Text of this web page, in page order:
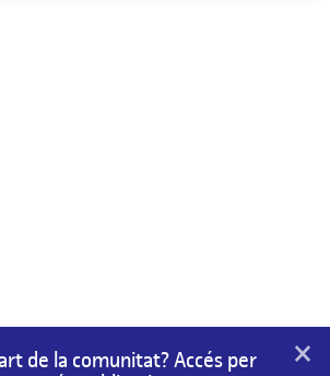
de la comunitat? Accés per
×